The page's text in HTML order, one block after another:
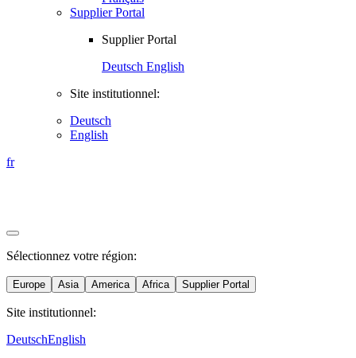
Supplier Portal
Supplier Portal
Deutsch English
Site institutionnel:
Deutsch
English
fr
Sélectionnez votre région:
Europe Asia America Africa Supplier Portal
Site institutionnel:
DeutschEnglish